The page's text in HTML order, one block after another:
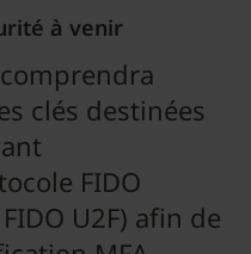
à venir
clés destinées
FIDO
U2F) afin de